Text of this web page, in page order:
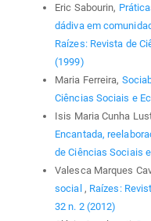
Eric Sabourin,
dádiva em
Raízes: Revista de
(1999)
Maria Ferreira,
Ciências Sociais e
Isis Maria Cunha
Encantada,
de Ciências Sociais
Valesca Marques
social , Raízes:
32 n. 2 (2012)